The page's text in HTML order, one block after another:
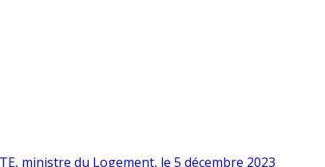
ministre du Logement, le 5 décembre 2023